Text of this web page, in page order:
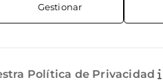
Gestionar
Política de Privacidad